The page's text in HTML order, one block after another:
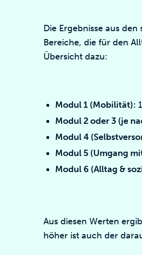
Die Ergebnisse aus
Bereiche, die für den
Übersicht dazu:
Modul 1 (Mobilität):
Modul 2 oder 3 (je
Modul 4
Modul 5 (Umgang
Modul 6 (Alltag &
Aus diesen Werten
höher ist auch der